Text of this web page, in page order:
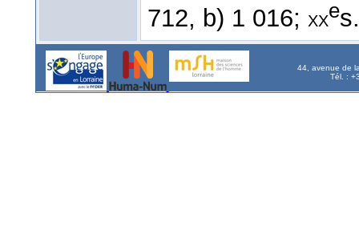
712, b) 1 016; xxe
44, avenue de
Tél. :